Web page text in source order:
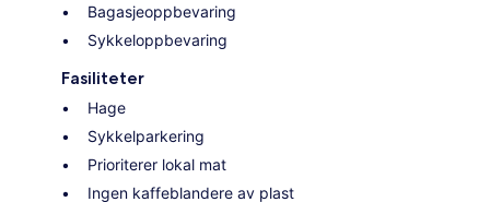
Bagasjeoppbevaring
Sykkeloppbevaring
Fasiliteter
Hage
Sykkelparkering
Prioriterer lokal mat
Ingen kaffeblandere av plast